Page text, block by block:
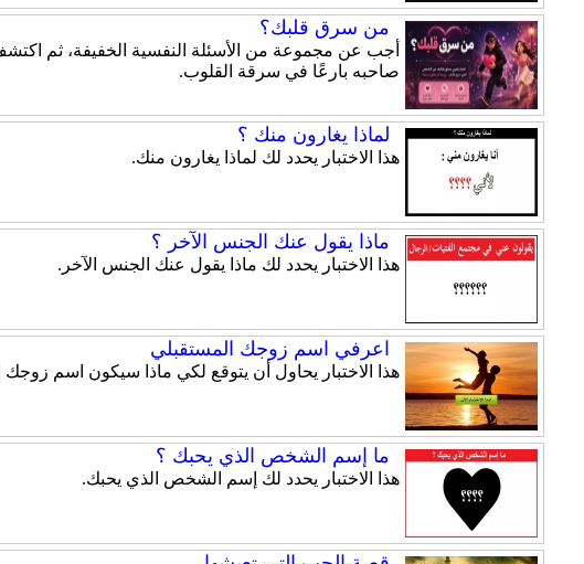
من سرق قلبك؟
أجب عن مجموعة من الأسئلة النفسية الخفيفة، ثم
صاحبه بارعًا في سرقة القلوب.
لماذا يغارون منك ؟
هذا الاختبار يحدد لك لماذا يغارون منك.
ماذا يقول عنك الجنس الآخر ؟
هذا الاختبار يحدد لك ماذا يقول عنك الجنس الآخر.
اعرفي اسم زوجك المستقبلي
هذا الاختبار يحاول أن يتوقع لكي ماذا سيكون اسم
ما إسم الشخص الذي يحبك ؟
هذا الاختبار يحدد لك إسم الشخص الذي يحبك.